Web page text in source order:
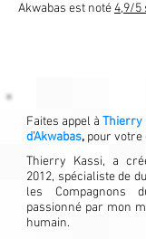
Akwabas est noté4,9/5
Faites appel à Thierry
d'Akwabas, pour votre
Thierry Kassi, a
2012, spécialiste de
les Compagnons
passionné par mon
humain.